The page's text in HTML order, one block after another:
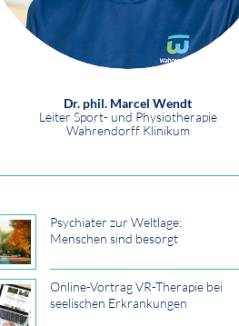
Dr. phil. Marcel Wendt
Leiter Sport- und Physiotherapie
Wahrendorff Klinikum
Psychiater zur Weltlage:
Menschen sind besorgt
Online-Vortrag VR-Therapie bei
seelischen Erkrankungen